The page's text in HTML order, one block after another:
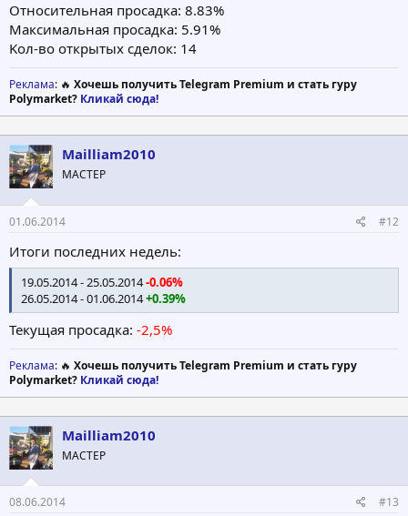
Относительная просадка: 8.83%
Максимальная просадка: 5.91%
Koл-вo открытых сделок: 14
Реклама: 🔥 Хочешь получить Telegram Premium и стать гуру
Polymarket? Кликай сюда!
Mailliam2010
МАСТЕР
01.06.2014 #12
Итоги последних недель:
19.05.2014 - 25.05.2014-0.06%
26.05.2014 - 01.06.2014+0.39%
Текущая просадка: -2,5%
Реклама: 🔥 Хочешь получить Telegram Premium и стать гуру
Polymarket? Кликай сюда!
Mailliam2010
МАСТЕР
08.06.2014 #13